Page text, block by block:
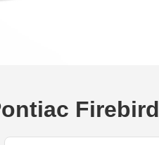
Firebird